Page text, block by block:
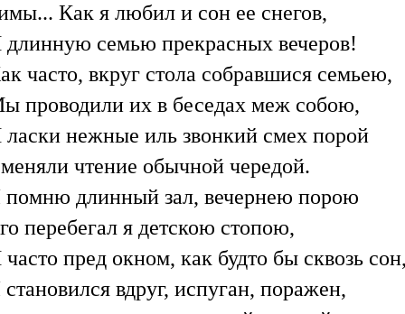
Как я любил и сон ее снегов,
семью прекрасных вечеров!
часто, вкруг стола собравшися семьею,
проводили их в беседах меж собою,
нежные иль звонкий смех порой
чтение обычной чередой.
длинный зал, вечернею порою
перебегал я детскою стопою,
пред окном, как будто бы сквозь
вдруг, испуган, поражен,